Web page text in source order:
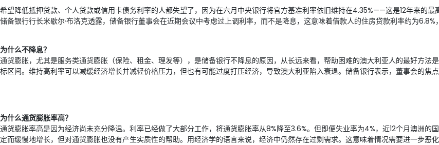
希望降低抵押贷款、个人贷款或信用卡债务利率的人都失望了，因为在六月中央银行将官方基准利率依旧维持在4.35%——这是12年来的最
储备银行行长米歇尔·布洛克透露，储备银行董事会在近期会议中考虑过上调利率，而不是降息，这意味着借款人的住房贷款利率约为
为什么不降息？
通货膨胀，尤其是服务类通货膨胀（保险、租金、理发等），是储备银行不降息的原因，从长远来看，帮助困难的澳大利亚人的最好方法
标区间。维持高利率可以减缓经济增长并减轻价格压力，但也有可能过度打压经济，导致澳大利亚陷入衰退。储备银行表示，董事会的焦
为什么通货膨胀率高？
通货膨胀率高是因为经济尚未充分降温。利率已经做了大部分工作，将通货膨胀率从8%降至3.6%。但即便失业率为4%，近12个月澳洲
定而缓慢地增长，但对通货膨胀也没有产生实质性的帮助。用经济学的语言来说，经济中仍然存在过剩需求。这意味着情况需要进一步恶化